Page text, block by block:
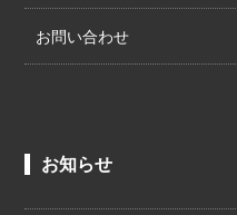
お問い合わせ
お知らせ